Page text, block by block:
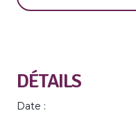
DÉTAILS
Date :